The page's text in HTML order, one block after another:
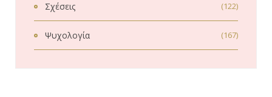
Σχέσεις (122)
Ψυχολογία (167)